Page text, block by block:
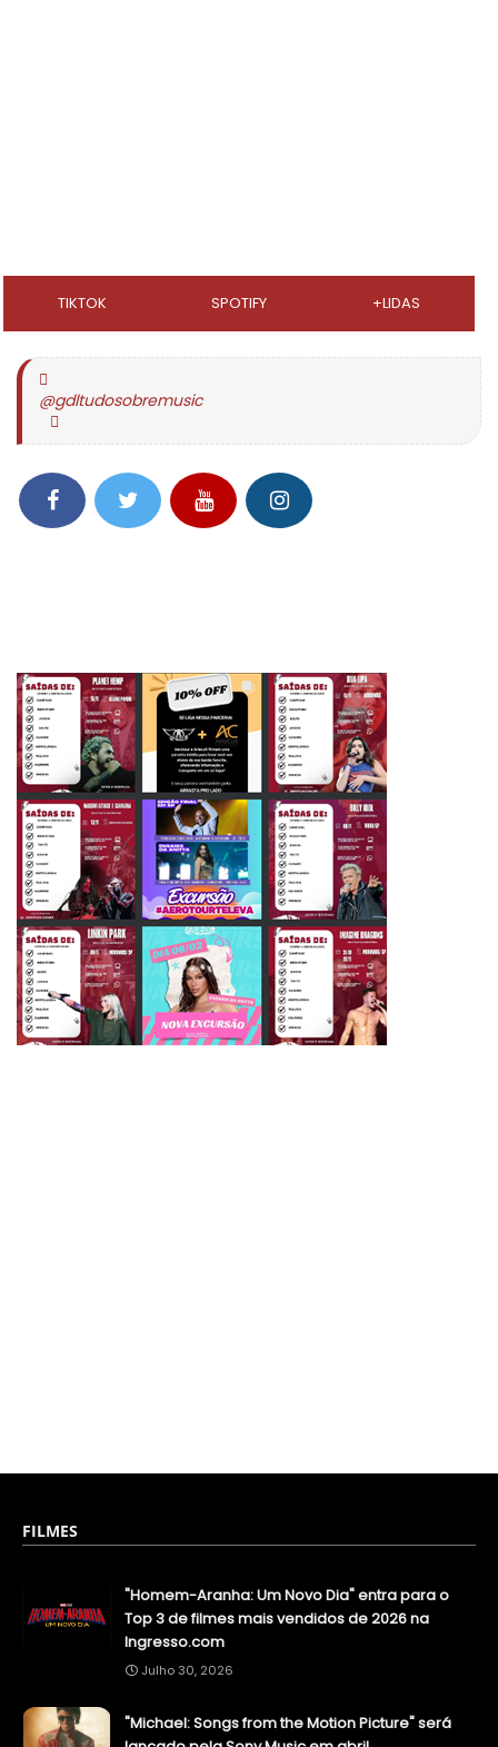
TIKTOK SPOTIFY +LIDAS
@gdltudosobremusic
FILMES
"Homem-Aranha: Um Novo Dia" entra para o
Top 3 de filmes mais vendidos de 2026 na
Ingresso.com
Julho 30, 2026
"Michael: Songs from the Motion Picture" será